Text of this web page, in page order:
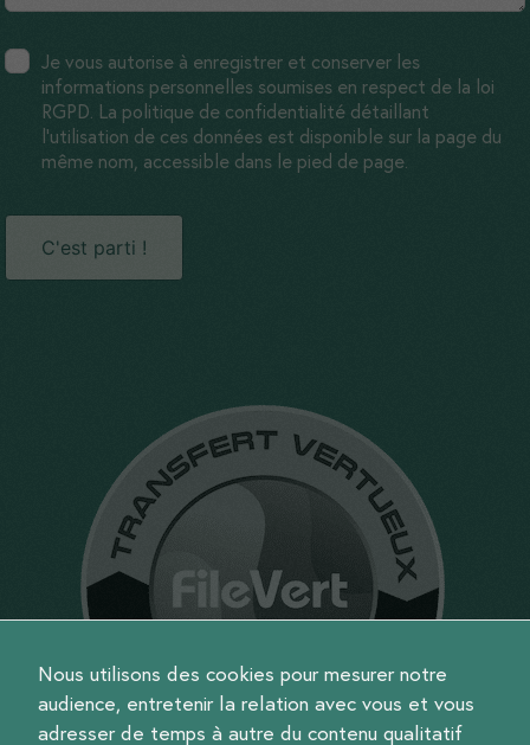
Je vous autorise à enregistrer et conserver les
informations personnelles soumises en respect de la loi
RGPD. La politique de confidentialité détaillant
l'utilisation de ces données est disponible sur la page du
même nom, accessible dans le pied de page.
C'est parti !
Nous utilisons des cookies pour mesurer notre
audience, entretenir la relation avec vous et vous
adresser de temps à autre du contenu qualitatif